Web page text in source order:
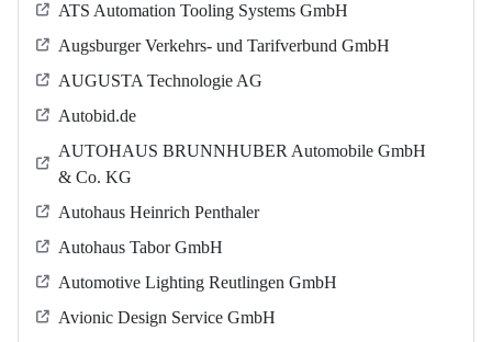
ATS Automation Tooling Systems GmbH
Augsburger Verkehrs- und Tarifverbund GmbH
AUGUSTA Technologie AG
Autobid.de
AUTOHAUS BRUNNHUBER Automobile GmbH
& Co. KG
Autohaus Heinrich Penthaler
Autohaus Tabor GmbH
Automotive Lighting Reutlingen GmbH
Avionic Design Service GmbH